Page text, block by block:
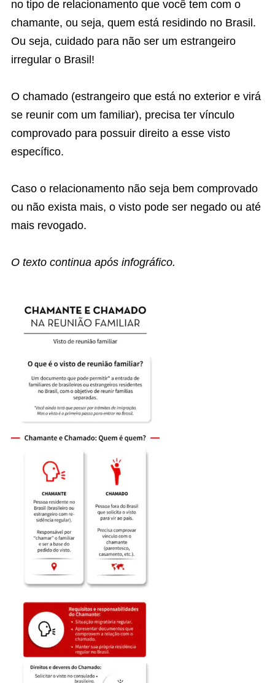
no tipo de relacionamento que você tem com o
chamante, ou seja, quem está residindo no Brasil.
Ou seja, cuidado para não ser um estrangeiro
irregular o Brasil!
O chamado (estrangeiro que está no exterior e virá
se reunir com um familiar), precisa ter vínculo
comprovado para possuir direito a esse visto
específico.
Caso o relacionamento não seja bem comprovado
ou não exista mais, o visto pode ser negado ou até
mais revogado.
O texto continua após infográfico.